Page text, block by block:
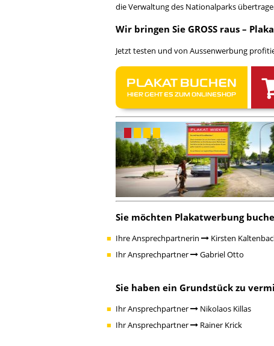
die Verwaltung des Nationalparks
Wir bringen Sie GROSS raus –
Jetzt testen und von Aussenwerbung
PLAKAT BUCHEN
HIER GEHT ES ZUM ONLINESHOP
Sie möchten Plakatwerbung
Ihre Ansprechpartnerin
Kirsten
Ihr Ansprechpartner
Gabriel Otto
Sie haben ein Grundstück zu
Ihr Ansprechpartner
Nikolaos Killas
Ihr Ansprechpartner
Rainer Krick